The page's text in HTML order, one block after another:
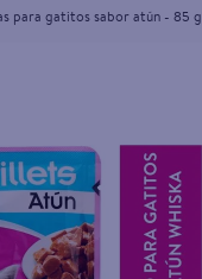
para gatitos sabor atún - 85 g